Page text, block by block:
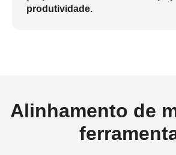
produtividade.
Alinhamento de